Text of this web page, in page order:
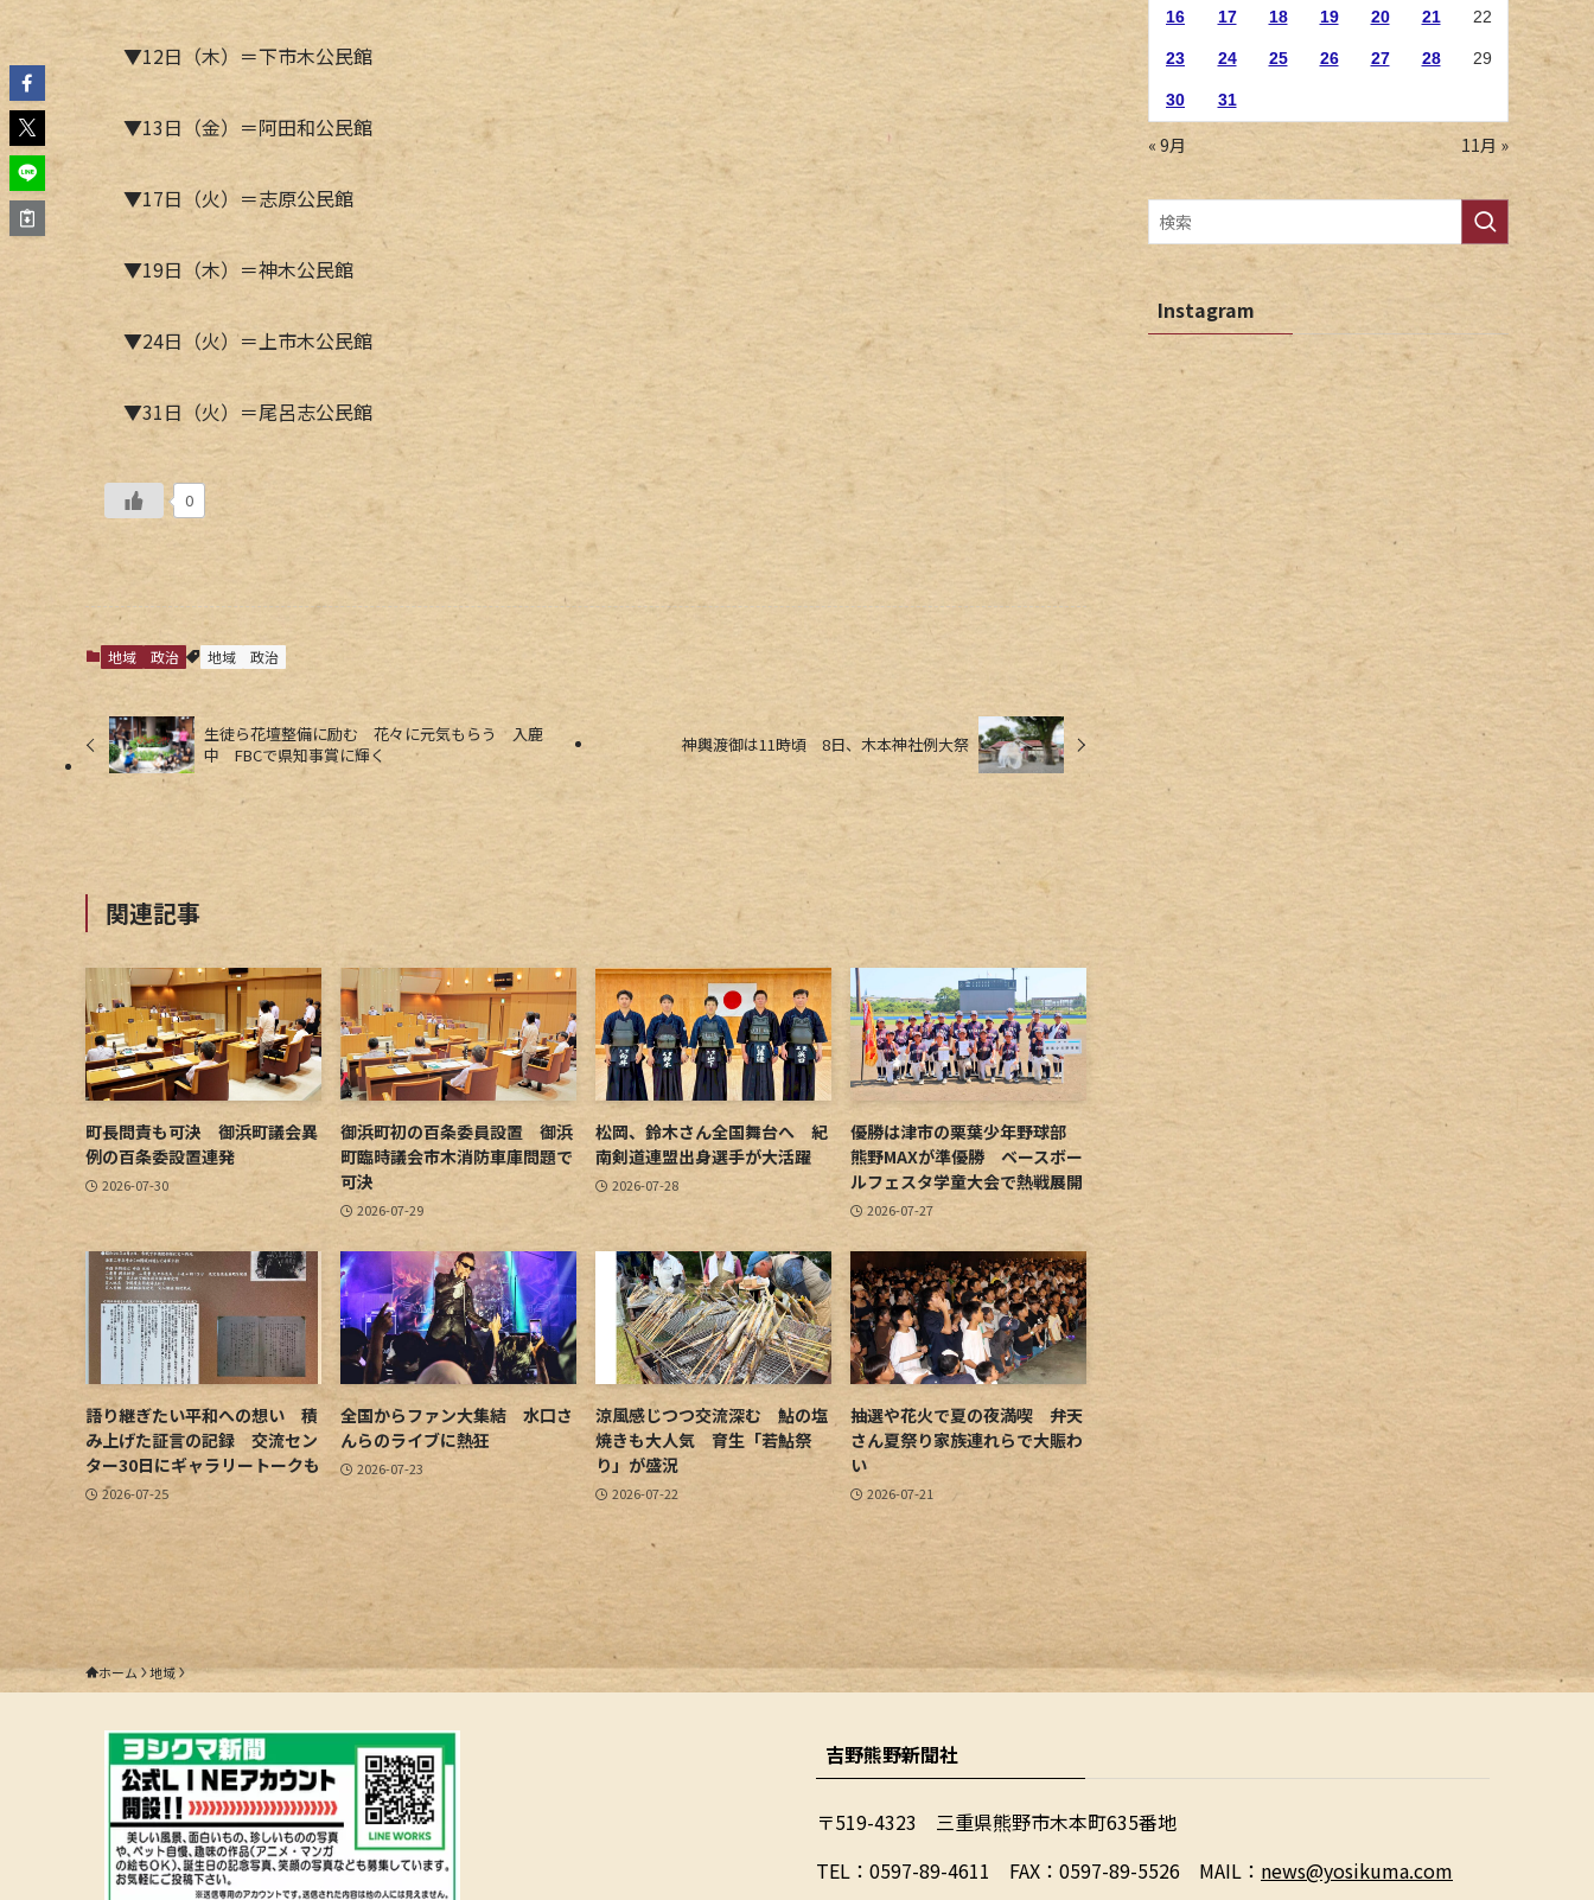
▼12日（木）＝下市木公民館
▼13日（金）＝阿田和公民館
▼17日（火）＝志原公民館
▼19日（木）＝神木公民館
▼24日（火）＝上市木公民館
▼31日（火）＝尾呂志公民館
0
地域 政治 地域 政治
生徒ら花壇整備に励む 花々に元気もらう 入鹿
中 FBCで県知事賞に輝く
神輿渡御は11時頃 8日、木本神社例大祭
関連記事
町長問責も可決 御浜町議会異
例の百条委設置連発
2026-07-30
御浜町初の百条委員設置 御浜
町臨時議会市木消防車庫問題で
可決
2026-07-29
松岡、鈴木さん全国舞台へ 紀
南剣道連盟出身選手が大活躍
2026-07-28
優勝は津市の栗葉少年野球部
熊野MAXが準優勝 ベースボー
ルフェスタ学童大会で熱戦展開
2026-07-27
語り継ぎたい平和への想い 積
み上げた証言の記録 交流セン
ター30日にギャラリートークも
2026-07-25
全国からファン大集結 水口さ
んらのライブに熱狂
2026-07-23
涼風感じつつ交流深む 鮎の塩
焼きも大人気 育生「若鮎祭
り」が盛況
2026-07-22
抽選や花火で夏の夜満喫 弁天
さん夏祭り家族連れらで大賑わ
い
2026-07-21
16 17 18 19 20 21 22
23 24 25 26 27 28 29
30 31
« 9月 11月 »
Instagram
ホーム 地域
吉野熊野新聞社
〒519-4323 三重県熊野市木本町635番地
​TEL：0597-89-4611 FAX：0597-89-5526 MAIL： news@yosikuma.com